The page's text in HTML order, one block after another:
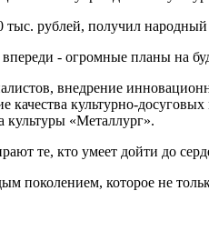
рублей, получил
- огромные планы на
внедрение
культурно-
культуры «Металлург».
те, кто умеет дойти до
поколением, которое не